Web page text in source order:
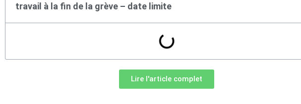
travail à la fin de la grève – date limite
Lire l'article complet